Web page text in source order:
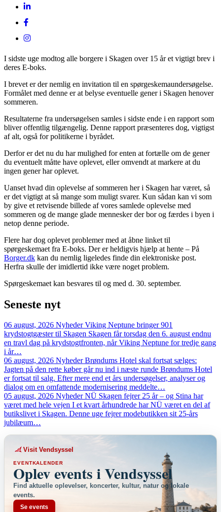
I sidste uge modtog alle borgere i Skagen over 15 år et vigtigt brev i
deres E-boks.
I brevet er der nemlig en invitation til en spørgeskemaundersøgelse.
Formålet med denne er at belyse eventuelle gener i Skagen henover
sommeren.
Resultaterne fra undersøgelsen samles i sidste ende i en rapport som
bliver offentlig tilgængelig. Denne rapport præsenteres dog, vigtigst
af alt, også for politikerne i byrådet.
Derfor er det nu du har mulighed for enten at fortælle om de gener
du eventuelt måtte have oplevet, eller omvendt at markere at du
ingen gener har oplevet.
Uanset hvad din oplevelse af sommeren her i Skagen har været, så
er det vigtigt at så mange som muligt svarer. Kun sådan kan vi som
by give et retvisende billede af vores samlede oplevelse med
sommeren og de mange glade mennesker der bor og færdes i byen i
netop denne periode.
Flere har dog oplevet problemer med at åbne linket til
spørgeskemaet fra E-boks. Der er heldigvis hjælp at hente – På
Borger.dk kan du nemlig ligeledes finde din elektroniske post.
Herfra skulle der imidlertid ikke være noget problem.
Spørgeskemaet kan besvares til og med d. 30. september.
Seneste nyt
06 august, 2026 Nyheder Viking Neptune bringer 901
krydstogtgæster til Skagen Skagen får torsdag den 6. august endnu
en travl dag på krydstogtfronten, når Viking Neptune for tredje gang
i år…
06 august, 2026 Nyheder Brøndums Hotel skal fortsat sælges:
Jagten på den rette køber går nu ind i næste runde Brøndums Hotel
er fortsat til salg. Efter mere end et års undersøgelser, analyser og
dialog om en omfattende modernisering meddelte…
05 august, 2026 Nyheder NÜ Skagen fejrer 25 år – og Stina har
været med hele vejen I et kvart århundrede har NÜ været en del af
butikslivet i Skagen. Denne uge fejrer modebutikken sit 25-års
jubilæum…
Visit Vendsyssel
EVENTKALENDER
Oplev events i Vendsyssel
Find aktuelle oplevelser, koncerter, kultur, natur og lokale
events.
Se events